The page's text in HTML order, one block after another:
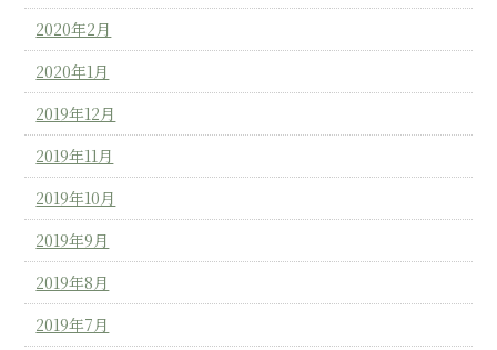
2020年2月
2020年1月
2019年12月
2019年11月
2019年10月
2019年9月
2019年8月
2019年7月